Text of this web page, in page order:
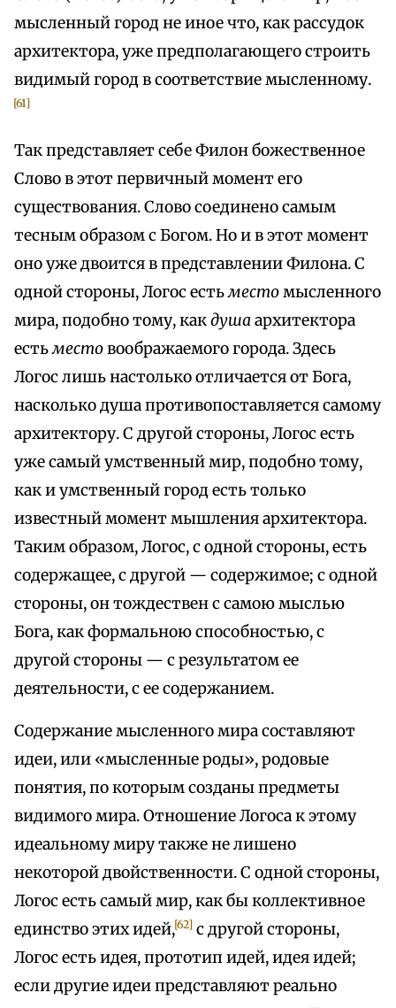
мысленный город не иное что, как рассудок
архитектора, уже предполагающего строить
видимый город в соответствие мысленному.
[61]
Так представляет себе Филон божественное
Слово в этот первичный момент его
существования. Слово соединено самым
тесным образом с Богом. Но и в этот момент
оно уже двоится в представлении Филона. С
одной стороны, Логос естьместомысленного
мира, подобно тому, какдушаархитектора
естьместовоображаемого города. Здесь
Логос лишь настолько отличается от Бога,
насколько душа противопоставляется самому
архитектору. С другой стороны, Логос есть
уже самый умственный мир, подобно тому,
как и умственный город есть только
известный момент мышления архитектора.
Таким образом, Логос, с одной стороны, есть
содержащее, с другой — содержимое; с одной
стороны, он тождествен с самою мыслью
Бога, как формальною способностью, с
другой стороны — с результатом ее
деятельности, с ее содержанием.
Содержание мысленного мира составляют
идеи, или «мысленные роды», родовые
понятия, по которым созданы предметы
видимого мира. Отношение Логоса к этому
идеальному миру также не лишено
некоторой двойственности. С одной стороны,
Логос есть самый мир, как бы коллективное
единство этих идей,[62] с другой стороны,
Логос есть идея, прототип идей, идея идей;
если другие идеи представляют реально